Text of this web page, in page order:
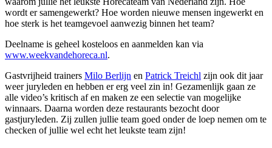
wordt er samengewerkt? Hoe worden nieuwe mensen ingewerkt en
hoe sterk is het teamgevoel aanwezig binnen het team?
Deelname is geheel kosteloos en aanmelden kan via
www.weekvandehoreca.nl.
Gastvrijheid trainers Milo Berlijn en Patrick Treichl zijn ook dit jaar
weer juryleden en hebben er erg veel zin in! Gezamenlijk gaan ze
alle video’s kritisch af en maken ze een selectie van mogelijke
winnaars. Daarna worden deze restaurants bezocht door
gastjuryleden. Zij zullen jullie team goed onder de loep nemen om te
checken of jullie wel echt het leukste team zijn!